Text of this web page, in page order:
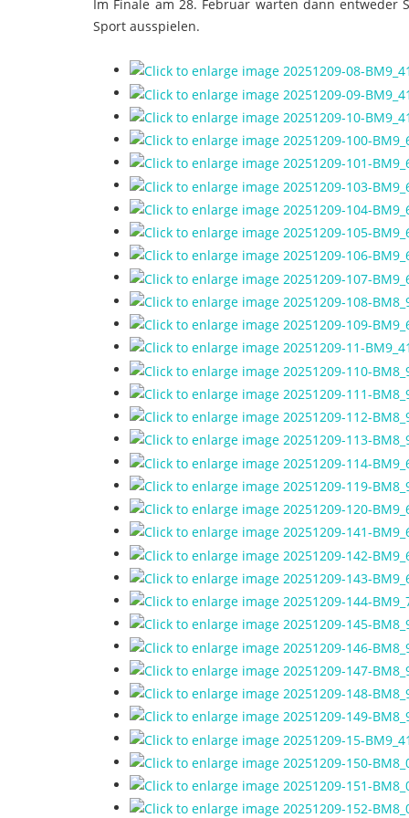
Im Finale am 28. Februar warten dann
Sport ausspielen.